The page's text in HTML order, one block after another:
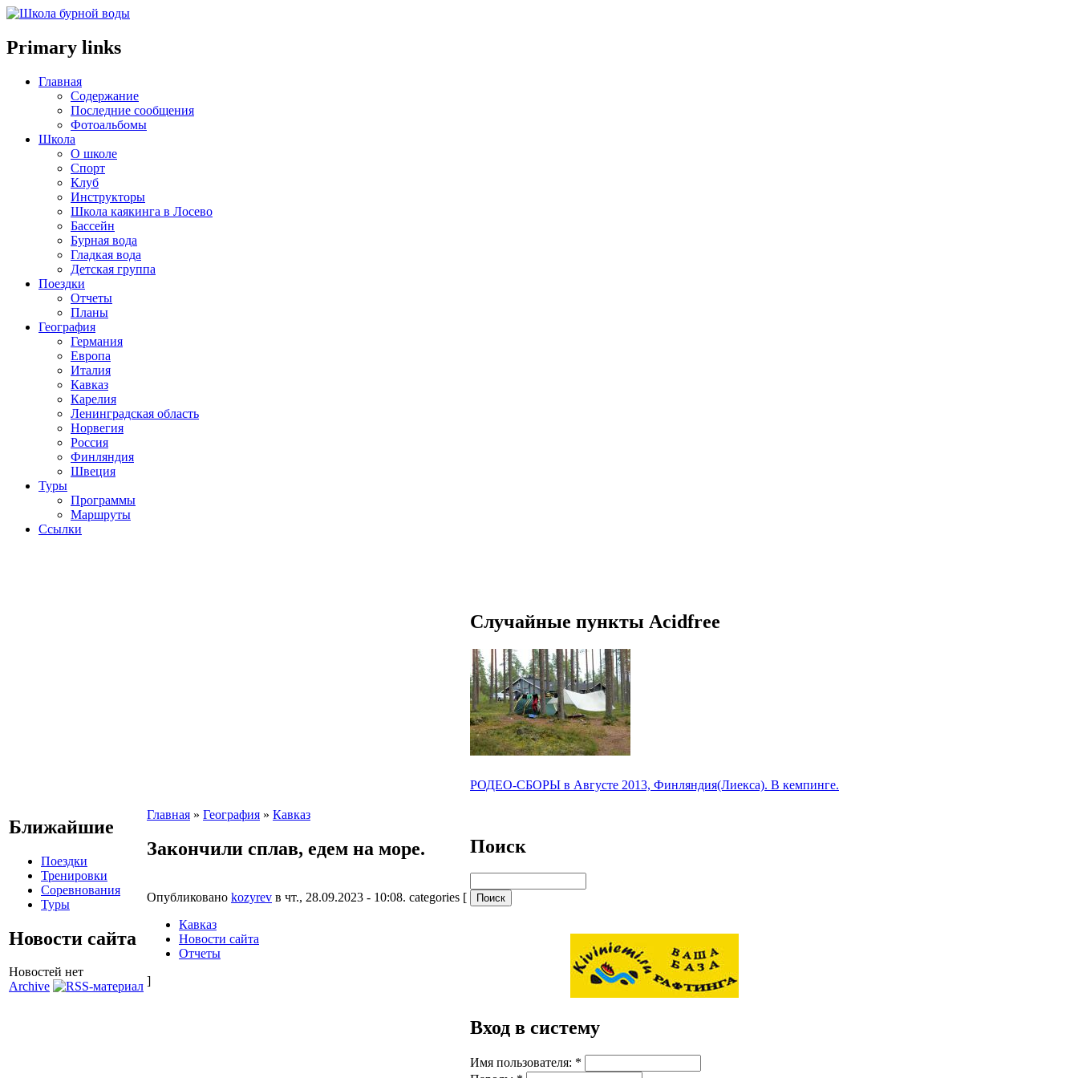
Primary links
Главная
Содержание
Последние сообщения
Фотоальбомы
Школа
О школе
Спорт
Клуб
Инструкторы
Школа каякинга в Лосево
Бассейн
Бурная вода
Гладкая вода
Детская группа
Поездки
Отчеты
Планы
География
Германия
Европа
Италия
Кавказ
Карелия
Ленинградская область
Норвегия
Россия
Финляндия
Швеция
Туры
Программы
Маршруты
Ссылки
Ближайшие
Поездки
Тренировки
Соревнования
Туры
Новости сайта
Новостей нет
Archive
Главная » География » Кавказ
Закончили сплав, едем на море.
Опубликовано kozyrev в чт., 28.09.2023 - 10:08. categories [
Кавказ
Новости сайта
Отчеты
]
Случайные пункты Acidfree
РОДЕО-СБОРЫ в Августе 2013, Финляндия(Лиекса). В кемпинге.
Поиск
Вход в систему
Имя пользователя: *